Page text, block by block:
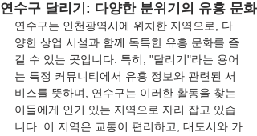
연수구 달리기: 다양한 분위기의 유흥 문화
연수구는 인천광역시에 위치한 지역으로, 다
양한 상업 시설과 함께 독특한 유흥 문화를 즐
길 수 있는 곳입니다. 특히, "달리기"라는 용어
는 특정 커뮤니티에서 유흥 정보와 관련된 서
비스를 뜻하며, 연수구는 이러한 활동을 찾는
이들에게 인기 있는 지역으로 자리 잡고 있습
니다. 이 지역은 교통이 편리하고, 대도시와 가